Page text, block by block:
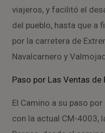
viajeros, y facilitó el
del pueblo, hasta que a
por la carretera de
Navalcarnero y
Paso por Las Ventas de
El Camino a su paso
con la actual CM-4003,